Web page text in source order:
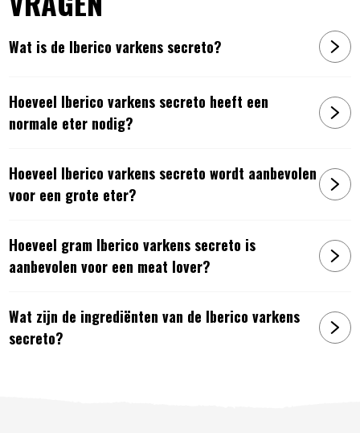
Wat is de Iberico varkens secreto?
Hoeveel Iberico varkens secreto heeft een
normale eter nodig?
Hoeveel Iberico varkens secreto wordt aanbevolen
voor een grote eter?
Hoeveel gram Iberico varkens secreto is
aanbevolen voor een meat lover?
Wat zijn de ingrediënten van de Iberico varkens
secreto?